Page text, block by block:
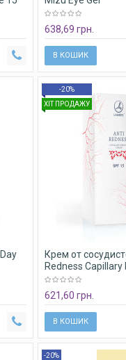
638,69 грн.
В КОШИК
-20%
ХІТ ПРОДАЖУ
Крем от
Redness
Lambre
621,60 грн.
В КОШИК
-20%